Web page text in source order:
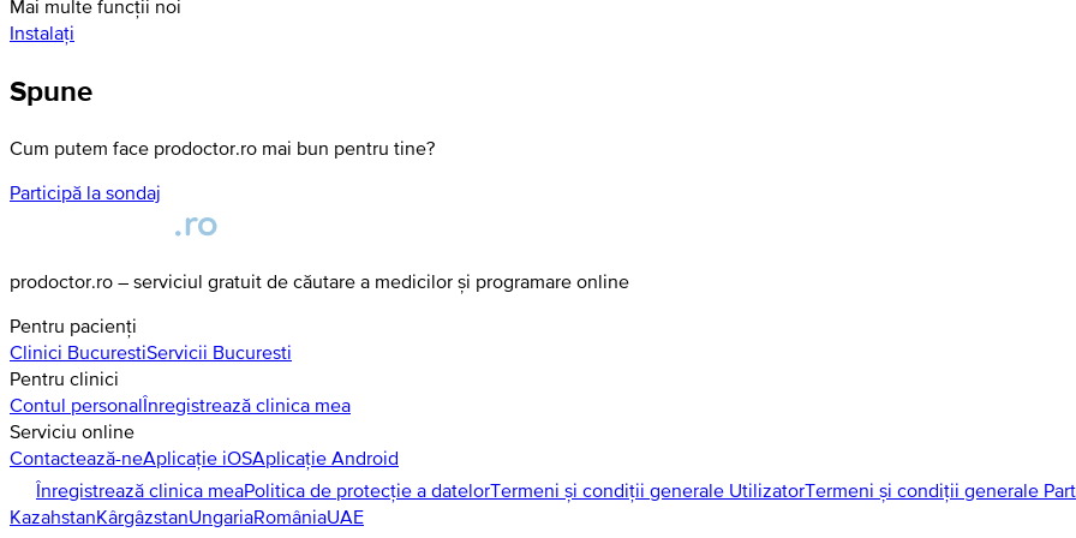
Mai multe funcții noi
Instalați
Spune
Cum putem face prodoctor.ro mai bun pentru tine?
Participă la sondaj
prodoctor.ro – serviciul gratuit de căutare a medicilor și programare online
Pentru pacienți
Clinici BucurestiServicii Bucuresti
Pentru clinici
Contul personalÎnregistrează clinica mea
Serviciu online
Contactează-neAplicație iOSAplicație Android
Înregistrează clinica meaPolitica de protecție a datelorTermeni și condiții generale UtilizatorTermeni și condiții generale
KazahstanKârgâzstanUngariaRomâniaUAE